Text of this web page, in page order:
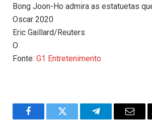
Bong Joon-Ho admira as estatuetas
Oscar 2020
Eric Gaillard/Reuters
O
Fonte: G1 Entretenimento
FacebookTwitter TelegramEmail